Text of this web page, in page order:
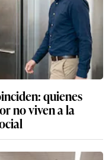
quienes
no viven a la